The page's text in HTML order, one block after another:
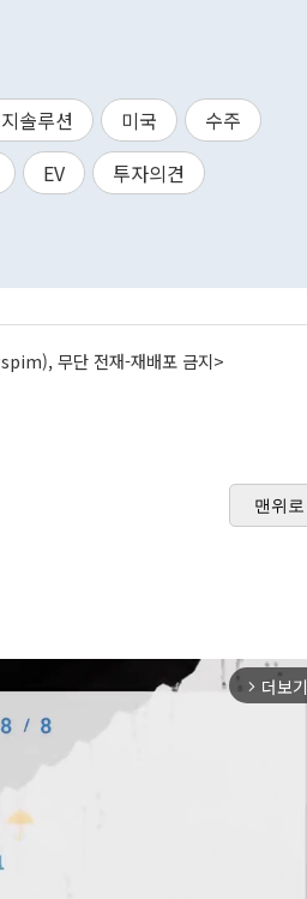
솔루션 미국
수주
EV
투자의견
무단 전재-재배포 금지>
맨위로
arrow_forward_ios 더보기